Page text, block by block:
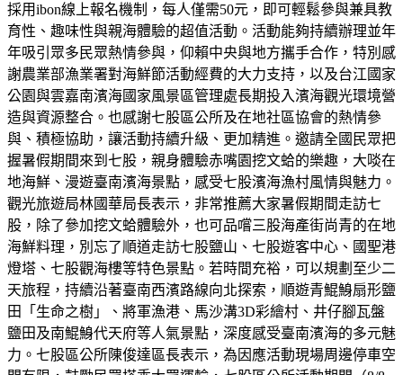
採用ibon線上報名機制，每人僅需50元，即可輕鬆參與兼具教
育性、趣味性與親海體驗的超值活動。活動能夠持續辦理並年
年吸引眾多民眾熱情參與，仰賴中央與地方攜手合作，特別感
謝農業部漁業署對海鮮節活動經費的大力支持，以及台江國家
公園與雲嘉南濱海國家風景區管理處長期投入濱海觀光環境營
造與資源整合。也感謝七股區公所及在地社區協會的熱情參
與、積極協助，讓活動持續升級、更加精進。邀請全國民眾把
握暑假期間來到七股，親身體驗赤嘴園挖文蛤的樂趣，大啖在
地海鮮、漫遊臺南濱海景點，感受七股濱海漁村風情與魅力。
觀光旅遊局林國華局長表示，非常推薦大家暑假期間走訪七
股，除了參加挖文蛤體驗外，也可品嚐三股海產街尚青的在地
海鮮料理，別忘了順道走訪七股鹽山、七股遊客中心、國聖港
燈塔、七股觀海樓等特色景點。若時間充裕，可以規劃至少二
天旅程，持續沿著臺南西濱路線向北探索，順遊青鯤鯓扇形鹽
田「生命之樹」、將軍漁港、馬沙溝3D彩繪村、井仔腳瓦盤
鹽田及南鯤鯓代天府等人氣景點，深度感受臺南濱海的多元魅
力。七股區公所陳俊達區長表示，為因應活動現場周邊停車空